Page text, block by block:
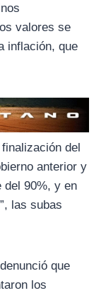
valores se
inflación, que
del
anterior y
del 90%, y en
las subas
que
los